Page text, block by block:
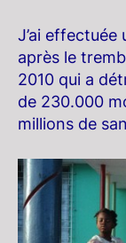
J’ai effectuée
après le
2010 qui a
de 230.000
millions de